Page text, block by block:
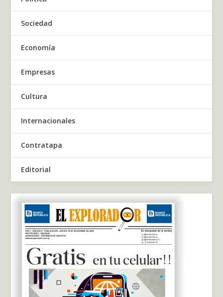
Sociedad
Economía
Empresas
Cultura
Internacionales
Contratapa
Editorial